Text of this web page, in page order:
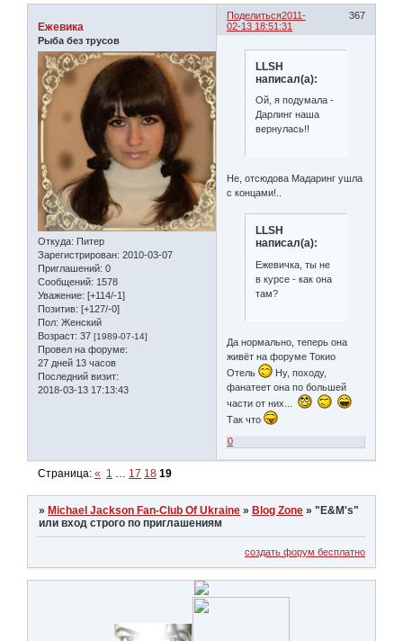
Поделиться 367
2011-
02-13 18:51:31
Ежевика
Рыба без трусов
Откуда: Питер
Зарегистрирован: 2010-03-07
Приглашений: 0
Сообщений: 1578
Уважение: [+114/-1]
Позитив: [+127/-0]
Пол: Женский
Возраст: 37 [1989-07-14]
Провел на форуме:
27 дней 13 часов
Последний визит:
2018-03-13 17:13:43
LLSH
написал(а):
Ой, я подумала -
Дарлинг наша
вернулась!!
Не, отсюдова Мадаринг ушла
с концами!..
LLSH
написал(а):
Ежевичка, ты не
в курсе - как она
там?
Да нормально, теперь она
живёт на форуме Токио
Отель
Ну, походу,
фанатеет она по большей
части от них...
Так что
0
Страница:« 1 17 18 19
» Michael Jackson Fan-Club Of Ukraine » Blog Zone »"Е&M's"
или вход строго по приглашениям
создать форум бесплатно